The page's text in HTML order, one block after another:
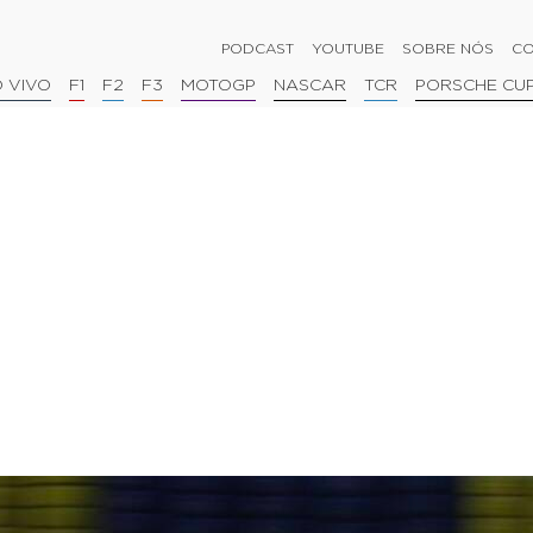
PODCAST YOUTUBE SOBRE NÓS
VIVO F1 F2 F3 MOTOGP NASCAR TCR PORSCHE